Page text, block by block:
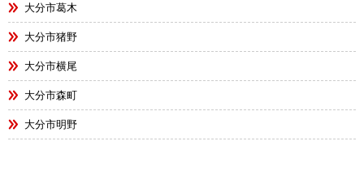
大分市葛木
大分市猪野
大分市横尾
大分市森町
大分市明野